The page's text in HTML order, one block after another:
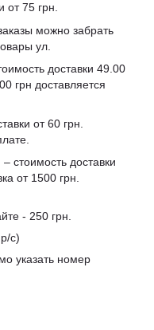
от 75 грн.
можно забрать
ул.
доставки 49.00
грн доставляется
от 60 грн.
стоимость доставки
от 1500 грн.
- 250 грн.
с)
указать номер